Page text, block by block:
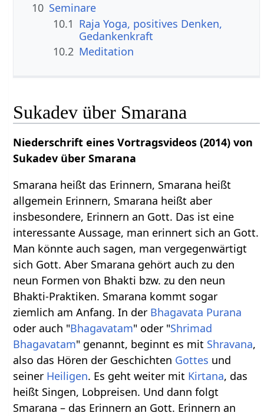
10 Seminare
10.1 Raja Yoga, positives Denken,
Gedankenkraft
10.2 Meditation
Sukadev über Smarana
Niederschrift eines Vortragsvideos (2014) von
Sukadev über Smarana
Smarana heißt das Erinnern, Smarana heißt
allgemein Erinnern, Smarana heißt aber
insbesondere, Erinnern an Gott. Das ist eine
interessante Aussage, man erinnert sich an Gott.
Man könnte auch sagen, man vergegenwärtigt
sich Gott. Aber Smarana gehört auch zu den
neun Formen von Bhakti bzw. zu den neun
Bhakti-Praktiken. Smarana kommt sogar
ziemlich am Anfang. In der Bhagavata Purana
oder auch "Bhagavatam" oder "Shrimad
Bhagavatam" genannt, beginnt es mit Shravana,
also das Hören der Geschichten Gottes und
seiner Heiligen. Es geht weiter mit Kirtana, das
heißt Singen, Lobpreisen. Und dann folgt
Smarana – das Erinnern an Gott. Erinnern an